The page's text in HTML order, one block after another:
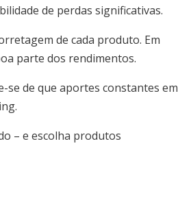
de perdas significativas.
de cada produto. Em
parte dos rendimentos.
se de que aportes constantes em
– e escolha produtos